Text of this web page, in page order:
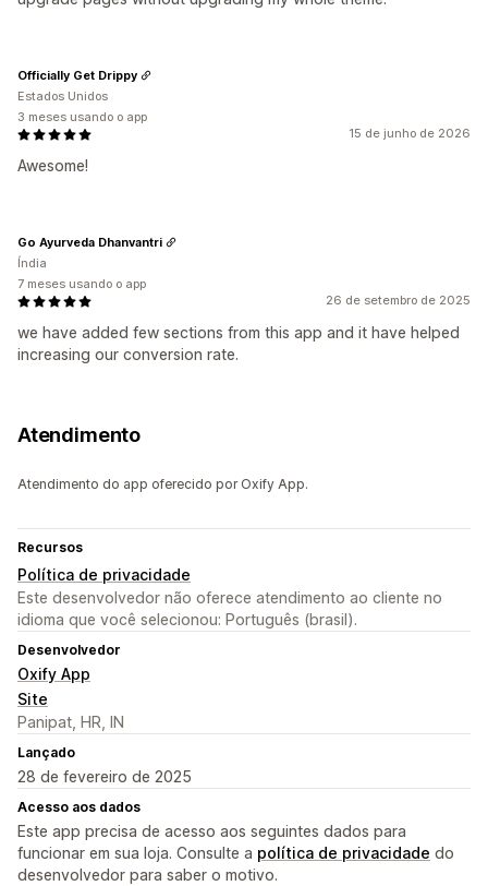
15 de junho de 2026
Awesome!
Officially Get Drippy
Estados Unidos
3 meses usando o app
26 de setembro de 2025
we have added few sections from this app and it have helped
increasing our conversion rate.
Go Ayurveda Dhanvantri
Índia
7 meses usando o app
Atendimento
Atendimento do app oferecido por Oxify App.
Recursos
Política de privacidade
Este desenvolvedor não oferece atendimento ao cliente no
idioma que você selecionou: Português (brasil).
Desenvolvedor
Oxify App
Site
Panipat, HR, IN
Lançado
28 de fevereiro de 2025
Acesso aos dados
Este app precisa de acesso aos seguintes dados para
funcionar em sua loja. Consulte a política de privacidade do
desenvolvedor para saber o motivo.